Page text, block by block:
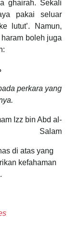
ghairah. Sekali
pakai seluar
lutut’. Namun,
boleh juga
perkara yang
Izz bin Abd al-
Salam
di atas yang
kefahaman